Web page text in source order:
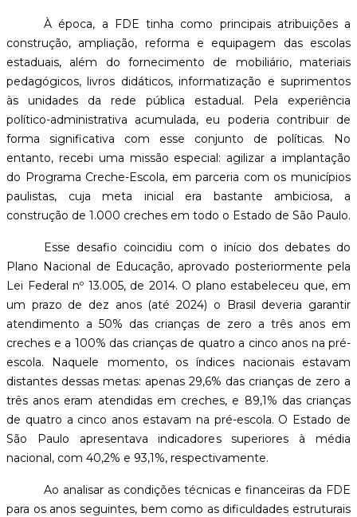
À época, a FDE tinha como principais atribuições a
construção, ampliação, reforma e equipagem das escolas
estaduais, além do fornecimento de mobiliário, materiais
pedagógicos, livros didáticos, informatização e suprimentos
às unidades da rede pública estadual. Pela experiência
político-administrativa acumulada, eu poderia contribuir de
forma significativa com esse conjunto de políticas. No
entanto, recebi uma missão especial: agilizar a implantação
do Programa Creche-Escola, em parceria com os municípios
paulistas, cuja meta inicial era bastante ambiciosa, a
construção de 1.000 creches em todo o Estado de São Paulo.
Esse desafio coincidiu com o início dos debates do
Plano Nacional de Educação, aprovado posteriormente pela
Lei Federal nº 13.005, de 2014. O plano estabeleceu que, em
um prazo de dez anos (até 2024) o Brasil deveria garantir
atendimento a 50% das crianças de zero a três anos em
creches e a 100% das crianças de quatro a cinco anos na pré-
escola. Naquele momento, os índices nacionais estavam
distantes dessas metas: apenas 29,6% das crianças de zero a
três anos eram atendidas em creches, e 89,1% das crianças
de quatro a cinco anos estavam na pré-escola. O Estado de
São Paulo apresentava indicadores superiores à média
nacional, com 40,2% e 93,1%, respectivamente.
Ao analisar as condições técnicas e financeiras da FDE
para os anos seguintes, bem como as dificuldades estruturais